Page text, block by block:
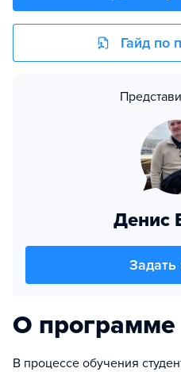
Гайд по
Денис
Задать
О программе
В процессе обучения